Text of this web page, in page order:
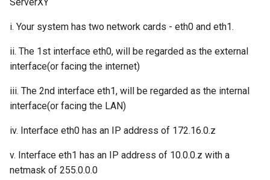
i. Your system has two network cards - eth0 and eth1.
ii. The 1st interface eth0, will be regarded as the external
interface(or facing the internet)
iii. The 2nd interface eth1, will be regarded as the internal
interface(or facing the LAN)
iv. Interface eth0 has an IP address of 172.16.0.z
v. Interface eth1 has an IP address of 10.0.0.z with a
netmask of 255.0.0.0